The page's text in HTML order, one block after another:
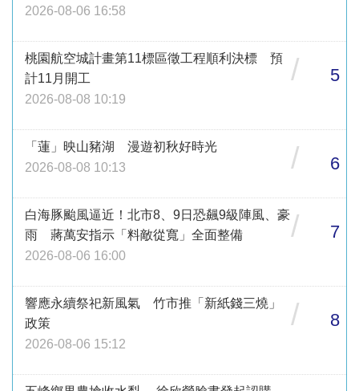
2026-08-06 16:58
桃園航空城計畫第11標區徵工程順利決標 預
計11月開工
2026-08-08 10:19
/ 5
「蓮」映山豬湖 漫遊初秋好時光
2026-08-08 10:13
/ 6
白海豚颱風逼近！北市8、9日恐飆9級陣風、豪
雨 蔣萬安指示「料敵從寬」全面整備
2026-08-06 16:00
/ 7
響應永續祭祀新風氣 竹市推「新紙錢三燒」
政策
2026-08-06 15:12
/ 8